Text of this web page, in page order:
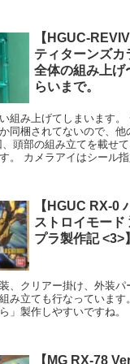
【HGUC-
ティターンズカ
全体の組み上げ
らいまで。
組み上げてしまいます。
同梱されてないので、他
頭部の組み立てを載せ
。 カメラアイはシール指
【HGUC RX-0
ストロイモード
プラ製作記 <3>
、クリアー掛け、外装
み立ても行なっています
」製作しやすいですね。
【MG RX-78